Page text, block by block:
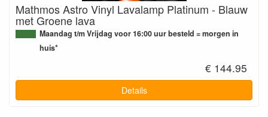
Mathmos Astro Vinyl Lavalamp Platinum - Blauw
met Groene lava
Maandag t/m Vrijdag voor 16:00 uur besteld = morgen in
huis*
€ 144.95
Details